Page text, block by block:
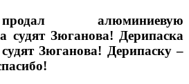
алюминиевую
судят Зюганова! Дерипаска
Зюганова! Дерипаску –